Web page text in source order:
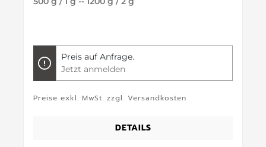
Preis auf Anfrage.
Jetzt anmelden
Preise exkl. MwSt. zzgl. Versandkosten
DETAILS